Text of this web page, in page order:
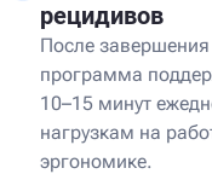
рецидивов
После
программа
10–15 минут
нагрузкам на
эргономике.